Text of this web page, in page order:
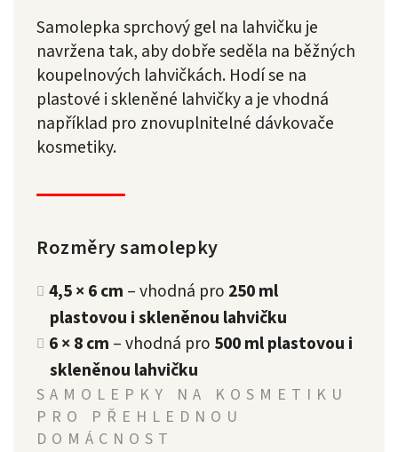
Samolepka sprchový gel na lahvičku je
navržena tak, aby dobře seděla na běžných
koupelnových lahvičkách. Hodí se na
plastové i skleněné lahvičky a je vhodná
například pro znovuplnitelné dávkovače
kosmetiky.
Rozměry samolepky
4,5 × 6 cm – vhodná pro 250 ml
plastovou i skleněnou lahvičku
6 × 8 cm – vhodná pro 500 ml plastovou i
skleněnou lahvičku
SAMOLEPKY NA KOSMETIKU
PRO PŘEHLEDNOU
DOMÁCNOST